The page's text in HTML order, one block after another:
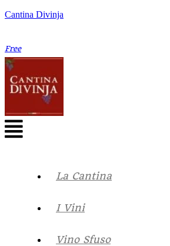
Cantina Divinja
Free
La Cantina
I Vini
Vino Sfuso